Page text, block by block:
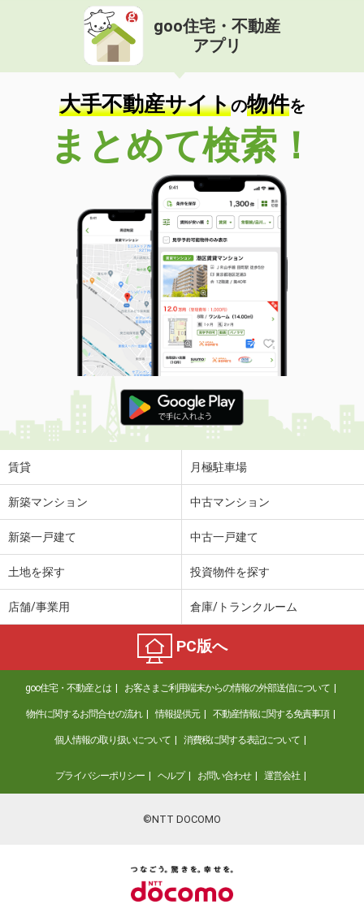
goo住宅・不動産
アプリ
大手不動産サイトの物件を
まとめて検索！
賃貸 月極駐車場
新築マンション 中古マンション
新築一戸建て 中古一戸建て
土地を探す 投資物件を探す
店舗/事業用 倉庫/トランクルーム
PC版へ
goo住宅・不動産とは お客さまご利用端末からの情報の外部送信について
物件に関するお問合せの流れ 情報提供元 不動産情報に関する免責事項
個人情報の取り扱いについて 消費税に関する表記について
プライバシーポリシー ヘルプ お問い合わせ 運営会社
©NTT DOCOMO